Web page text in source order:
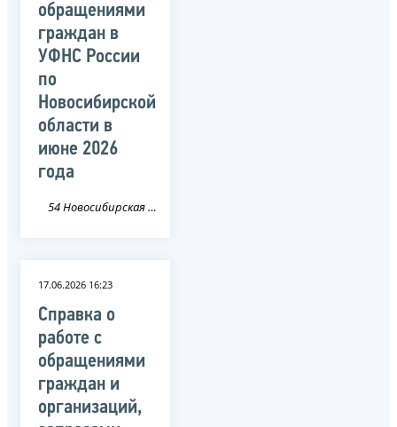
обращениями
граждан в
УФНС России
по
Новосибирской
области в
июне 2026
года
54 Новосибирская область
17.06.2026 16:23
Справка о
работе с
обращениями
граждан и
организаций,